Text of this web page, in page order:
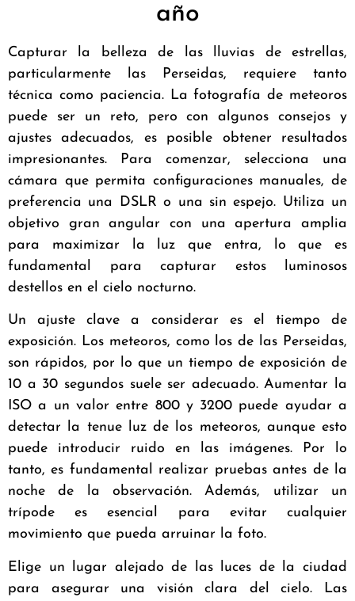
año
Capturar la belleza de las lluvias de estrellas,
particularmente las Perseidas, requiere tanto
técnica como paciencia. La fotografía de meteoros
puede ser un reto, pero con algunos consejos y
ajustes adecuados, es posible obtener resultados
impresionantes. Para comenzar, selecciona una
cámara que permita configuraciones manuales, de
preferencia una DSLR o una sin espejo. Utiliza un
objetivo gran angular con una apertura amplia
para maximizar la luz que entra, lo que es
fundamental para capturar estos luminosos
destellos en el cielo nocturno.
Un ajuste clave a considerar es el tiempo de
exposición. Los meteoros, como los de las Perseidas,
son rápidos, por lo que un tiempo de exposición de
10 a 30 segundos suele ser adecuado. Aumentar la
ISO a un valor entre 800 y 3200 puede ayudar a
detectar la tenue luz de los meteoros, aunque esto
puede introducir ruido en las imágenes. Por lo
tanto, es fundamental realizar pruebas antes de la
noche de la observación. Además, utilizar un
trípode es esencial para evitar cualquier
movimiento que pueda arruinar la foto.
Elige un lugar alejado de las luces de la ciudad
para asegurar una visión clara del cielo. Las